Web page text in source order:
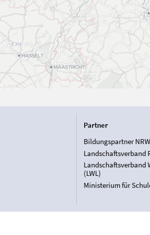
Partner
Bildungspartner NRW
Landschaftsverband
Landschaftsverband
(LWL)
Ministerium für